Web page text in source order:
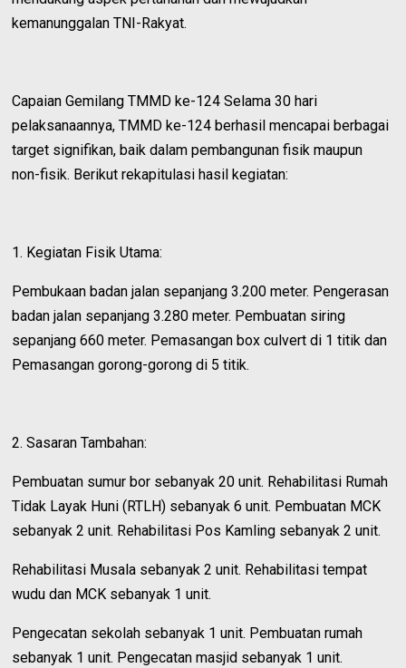
kemanunggalan TNI-Rakyat.
Capaian Gemilang TMMD ke-124 Selama 30 hari
pelaksanaannya, TMMD ke-124 berhasil mencapai berbagai
target signifikan, baik dalam pembangunan fisik maupun
non-fisik. Berikut rekapitulasi hasil kegiatan:
1. Kegiatan Fisik Utama:
Pembukaan badan jalan sepanjang 3.200 meter. Pengerasan
badan jalan sepanjang 3.280 meter. Pembuatan siring
sepanjang 660 meter. Pemasangan box culvert di 1 titik dan
Pemasangan gorong-gorong di 5 titik.
2. Sasaran Tambahan:
Pembuatan sumur bor sebanyak 20 unit. Rehabilitasi Rumah
Tidak Layak Huni (RTLH) sebanyak 6 unit. Pembuatan MCK
sebanyak 2 unit. Rehabilitasi Pos Kamling sebanyak 2 unit.
Rehabilitasi Musala sebanyak 2 unit. Rehabilitasi tempat
wudu dan MCK sebanyak 1 unit.
Pengecatan sekolah sebanyak 1 unit. Pembuatan rumah
sebanyak 1 unit. Pengecatan masjid sebanyak 1 unit.